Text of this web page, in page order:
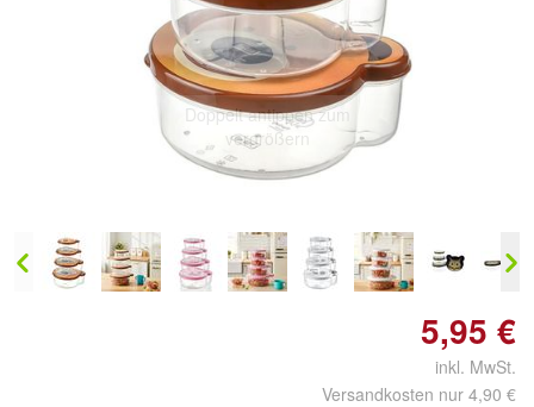
Doppelt antippen zum
vergrößern
5,95 €
inkl. MwSt.
Versandkosten nur 4,90 €